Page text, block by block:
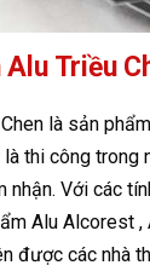
Triều
là sản
thi công trong
nhận. Với các
Alu Alcorest ,
được các nhà